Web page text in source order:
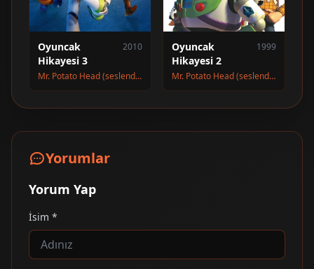
Oyuncak
Hikayesi 3
2010
Mr. Potato Head (seslendirme)
Oyuncak
Hikayesi 2
1999
Mr. Potato Head (seslendirme)
Yorumlar
Yorum Yap
İsim *